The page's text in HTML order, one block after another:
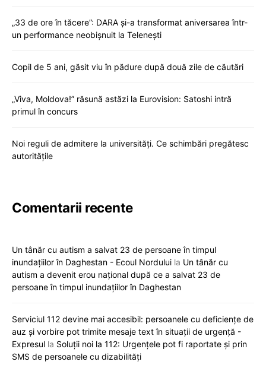
„33 de ore în tăcere”: DARA și-a transformat aniversarea într-
un performance neobișnuit la Telenești
Copil de 5 ani, găsit viu în pădure după două zile de căutări
„Viva, Moldova!” răsună astăzi la Eurovision: Satoshi intră
primul în concurs
Noi reguli de admitere la universități. Ce schimbări pregătesc
autoritățile
Comentarii recente
Un tânăr cu autism a salvat 23 de persoane în timpul
inundațiilor în Daghestan - Ecoul Nordului la Un tânăr cu
autism a devenit erou național după ce a salvat 23 de
persoane în timpul inundațiilor în Daghestan
Serviciul 112 devine mai accesibil: persoanele cu deficiențe de
auz și vorbire pot trimite mesaje text în situații de urgență -
Expresul la Soluții noi la 112: Urgențele pot fi raportate și prin
SMS de persoanele cu dizabilități